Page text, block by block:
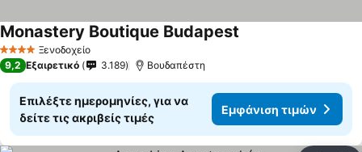
4 ΑστέριαΞενοδοχείο
Monastery Boutique Budapest
9,2 Εξαιρετικό 3.189 Βουδαπέστη
Επιλέξτε ημερομηνίες, για να
δείτε τις ακριβείς τιμές
Εμφάνιση τιμών